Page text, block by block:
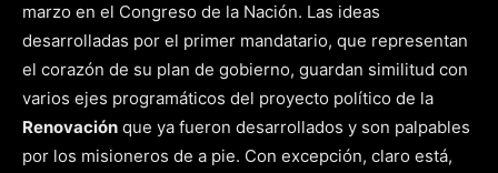
marzo en el Congreso de la Nación. Las ideas
desarrolladas por el primer mandatario, que representan
el corazón de su plan de gobierno, guardan similitud con
varios ejes programáticos del proyecto político de la
Renovación que ya fueron desarrollados y son palpables
por los misioneros de a pie. Con excepción, claro está,